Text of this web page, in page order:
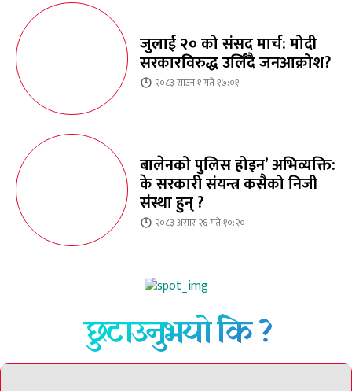
जुलाई २० को संसद मार्च: मोदी
सरकारविरुद्ध उर्लिंदै जनआक्रोश?
२०८३ साउन १ गते १७:०१
बालेनको पुलिस होइन’ अभिव्यक्ति:
के सरकारी संयन्त्र कसैको निजी
संस्था हुन् ?
२०८३ असार २६ गते १०:२०
छुटाउनुभयो कि ?